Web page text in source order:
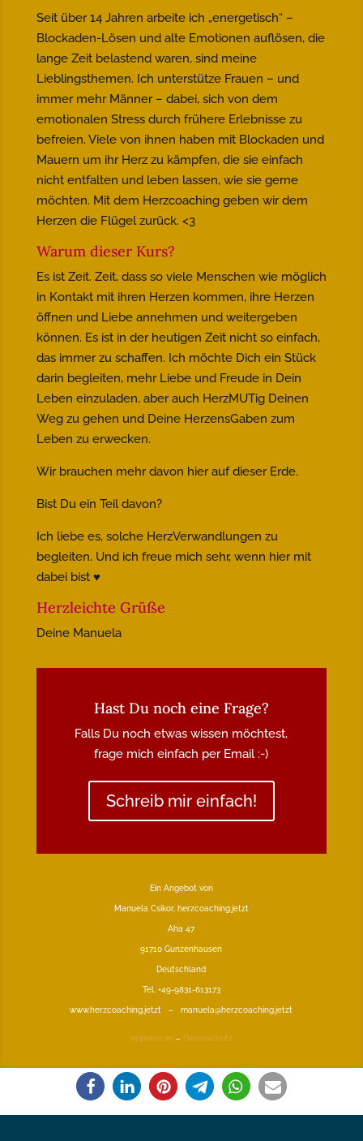
Seit über 14 Jahren arbeite ich „energetisch“ –
Blockaden-Lösen und alte Emotionen auflösen, die
lange Zeit belastend waren, sind meine
Lieblingsthemen. Ich unterstütze Frauen – und
immer mehr Männer – dabei, sich von dem
emotionalen Stress durch frühere Erlebnisse zu
befreien. Viele von ihnen haben mit Blockaden und
Mauern um ihr Herz zu kämpfen, die sie einfach
nicht entfalten und leben lassen, wie sie gerne
möchten. Mit dem Herzcoaching geben wir dem
Herzen die Flügel zurück. <3
Warum dieser Kurs?
Es ist Zeit. Zeit, dass so viele Menschen wie möglich
in Kontakt mit ihren Herzen kommen, ihre Herzen
öffnen und Liebe annehmen und weitergeben
können. Es ist in der heutigen Zeit nicht so einfach,
das immer zu schaffen. Ich möchte Dich ein Stück
darin begleiten, mehr Liebe und Freude in Dein
Leben einzuladen, aber auch HerzMUTig Deinen
Weg zu gehen und Deine HerzensGaben zum
Leben zu erwecken.
Wir brauchen mehr davon hier auf dieser Erde.
Bist Du ein Teil davon?
Ich liebe es, solche HerzVerwandlungen zu
begleiten. Und ich freue mich sehr, wenn hier mit
dabei bist ♥
Herzleichte Grüße
Deine Manuela
Hast Du noch eine Frage?
Falls Du noch etwas wissen möchtest,
frage mich einfach per Email :-)
Schreib mir einfach!
Ein Angebot von
Manuela Csikor, herzcoaching.jetzt
Aha 47
91710 Gunzenhausen
Deutschland
Tel. +49-9831-613173
www.herzcoaching.jetzt – manuela@herzcoaching.jetzt
Impressum – Datenschutz